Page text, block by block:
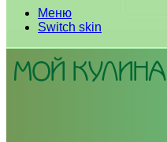
Меню
Switch skin